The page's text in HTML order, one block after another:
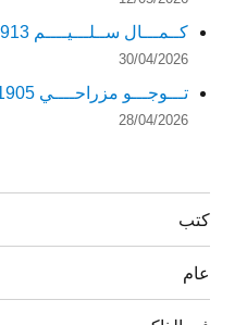
كــمـــال ســلـــيــــم 1913-1945
30/04/2026
تـــوجـــو مزراحــــي 1905-1986
28/04/2026
كتب
عام